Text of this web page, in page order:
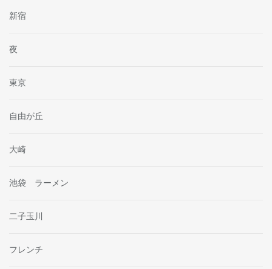
新宿
夜
東京
自由が丘
大崎
池袋 ラーメン
二子玉川
フレンチ